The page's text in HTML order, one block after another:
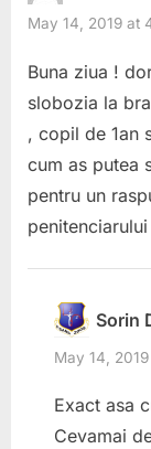
May 14, 2019 at
Buna ziua !
slobozia la
, copil de 1an
cum as putea
pentru un
Sorin
May 14,
Exact asa
Cevamai